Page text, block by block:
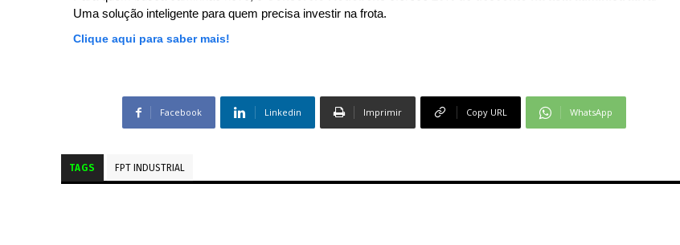
Uma solução inteligente para quem precisa investir na frota.
Clique aqui para saber mais!
Facebook Linkedin Imprimir Copy URL WhatsApp
TAGS FPT INDUSTRIAL